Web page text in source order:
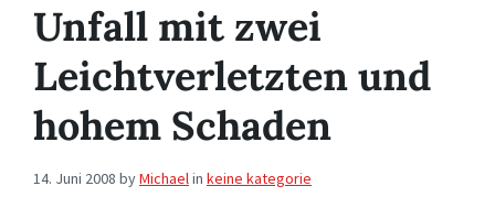
Unfall mit zwei
Leichtverletzten und
hohem Schaden
14. Juni 2008 byMichaelin keine kategorie